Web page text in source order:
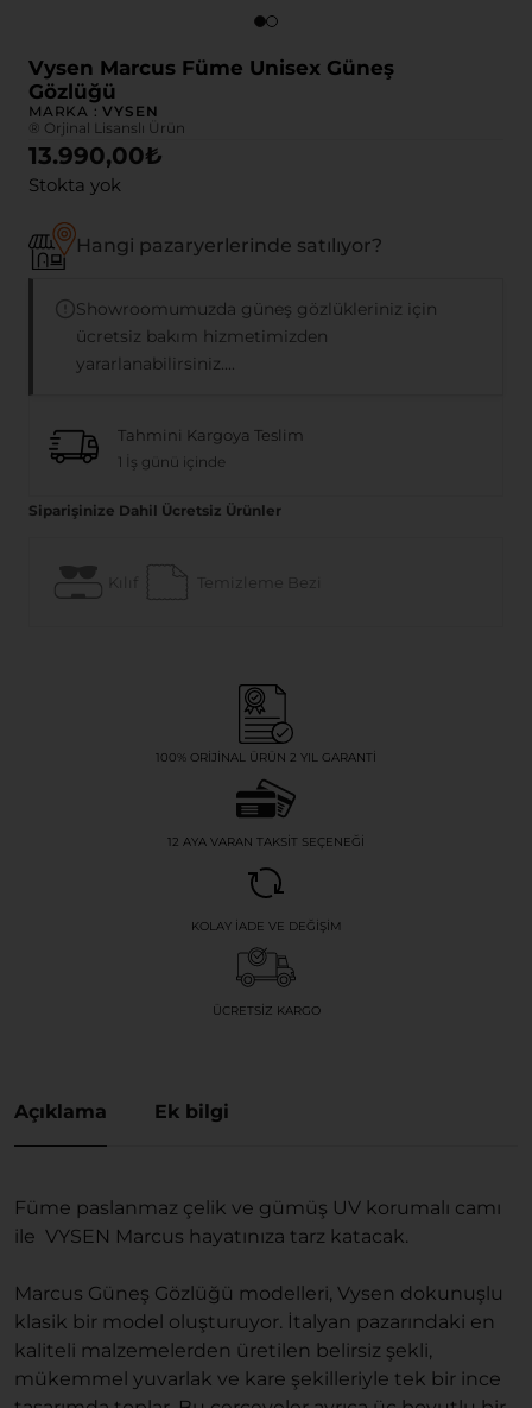
Vysen Marcus Füme Unisex Güneş
Gözlüğü
MARKA :VYSEN
® Orjinal Lisanslı Ürün
13.990,00₺
Stokta yok
Hangi pazaryerlerinde satılıyor?
Showroomumuzda güneş gözlükleriniz için
ücretsiz bakım hizmetimizden
yararlanabilirsiniz....
Tahmini Kargoya Teslim
1 İş günü içinde
Siparişinize Dahil Ücretsiz Ürünler
Kılıf Temizleme Bezi
100% ORIJINAL ÜRÜN 2 YIL GARANTI
12 AYA VARAN TAKSIT SEÇENEĞI
KOLAY İADE VE DEĞIŞIM
ÜCRETSIZ KARGO
Açıklama Ek bilgi
Füme paslanmaz çelik ve gümüş UV korumalı camı
ile VYSEN Marcus hayatınıza tarz katacak.
Marcus Güneş Gözlüğü modelleri, Vysen dokunuşlu
klasik bir model oluşturuyor. İtalyan pazarındaki en
kaliteli malzemelerden üretilen belirsiz şekli,
mükemmel yuvarlak ve kare şekilleriyle tek bir ince